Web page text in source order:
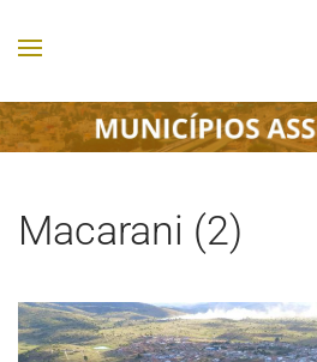
Macarani (2)